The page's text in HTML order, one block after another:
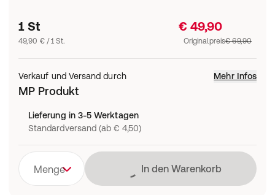
1 St
49,90 € / 1 St.
€ 49,90
Originalpreis€ 69,90
Verkauf und Versand durch Mehr Infos
MP Produkt
Lieferung in 3-5 Werktagen
Standardversand (ab € 4,50)
Menge Lädt
In den Warenkorb